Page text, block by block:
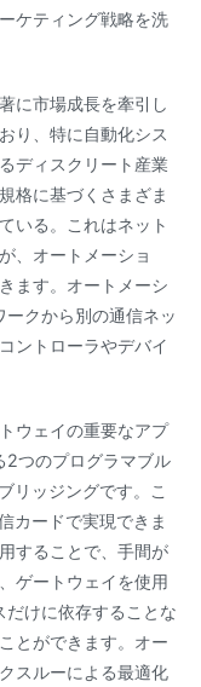
ケティング戦略を洗
に市場成長を牽引し
り、特に自動化シス
ディスクリート産業
格に基づくさまざま
いる。これはネット
、オートメーショ
ます。オートメーシ
ークから別の通信ネッ
ントローラやデバイ
ウェイの重要なアプ
2つのプログラマブル
リッジングです。こ
カードで実現できま
することで、手間が
ゲートウェイを使用
けに依存することな
とができます。オー
スルーによる最適化